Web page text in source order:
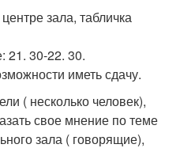
зала, табличка
21. 30-22. 30.
иметь сдачу.
( несколько человек),
свое мнение по теме
зала ( говорящие),